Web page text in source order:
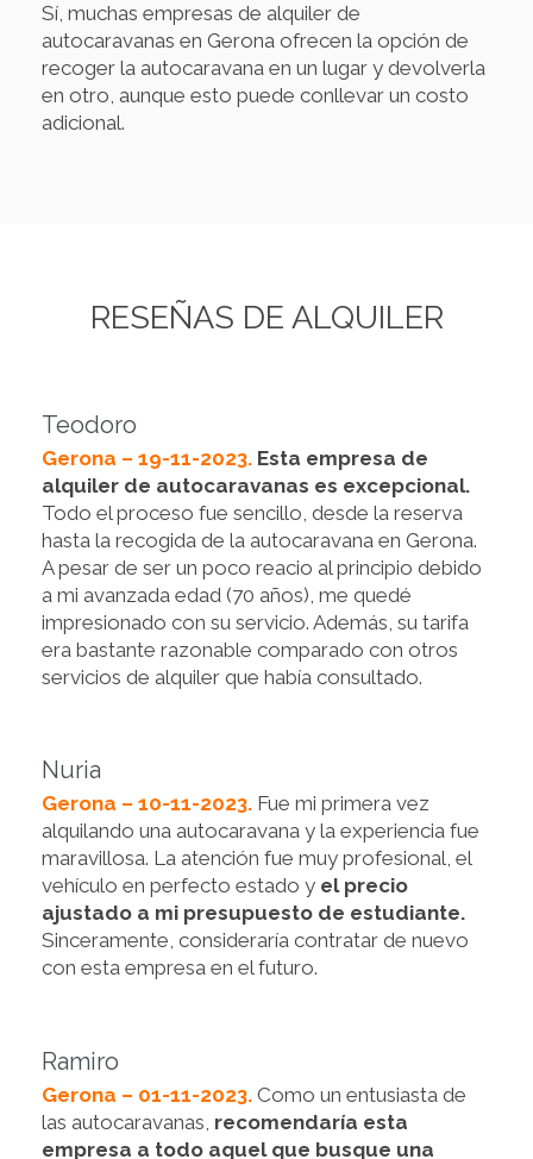
Sí, muchas empresas de alquiler de
autocaravanas en Gerona ofrecen la opción de
recoger la autocaravana en un lugar y devolverla
en otro, aunque esto puede conllevar un costo
adicional.
RESEÑAS DE ALQUILER
Teodoro
Gerona – 19-11-2023. Esta empresa de
alquiler de autocaravanas es excepcional.
Todo el proceso fue sencillo, desde la reserva
hasta la recogida de la autocaravana en Gerona.
A pesar de ser un poco reacio al principio debido
a mi avanzada edad (70 años), me quedé
impresionado con su servicio. Además, su tarifa
era bastante razonable comparado con otros
servicios de alquiler que había consultado.
Nuria
Gerona – 10-11-2023. Fue mi primera vez
alquilando una autocaravana y la experiencia fue
maravillosa. La atención fue muy profesional, el
vehículo en perfecto estado y el precio
ajustado a mi presupuesto de estudiante.
Sinceramente, consideraría contratar de nuevo
con esta empresa en el futuro.
Ramiro
Gerona – 01-11-2023. Como un entusiasta de
las autocaravanas, recomendaría esta
empresa a todo aquel que busque una